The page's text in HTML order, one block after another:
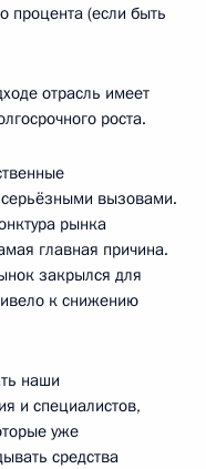
процента (если быть
отрасль имеет
роста.
вызовами.
рынка
главная причина.
закрылся для
к снижению
наши
и специалистов,
уже
средства